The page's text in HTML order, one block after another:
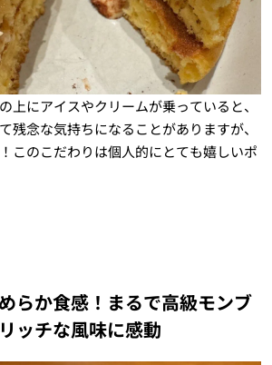
上にアイスやクリームが乗っていると、
残念な気持ちになることがありますが、
このこだわりは個人的にとても嬉しいポ
らか食感！まるで高級モンブ
ッチな風味に感動